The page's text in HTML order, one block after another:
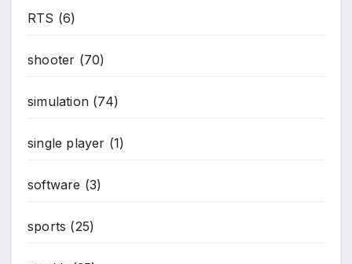
RTS (6)
shooter (70)
simulation (74)
single player (1)
software (3)
sports (25)